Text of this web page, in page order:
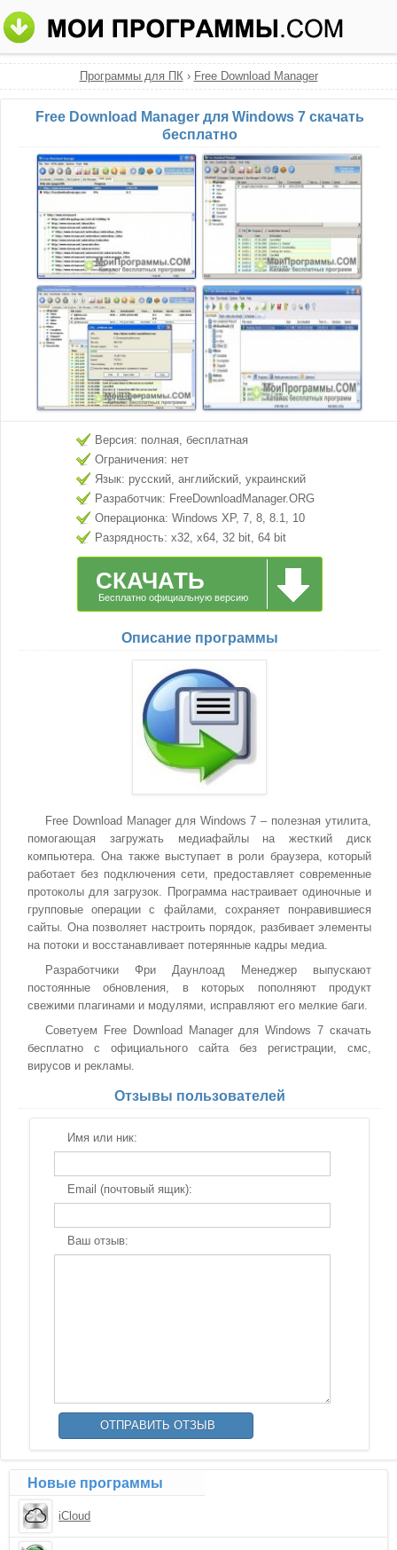
Программы для ПК› Free Download Manager
Free Download Manager для Windows 7 скачать
бесплатно
Версия: полная, бесплатная
Ограничения: нет
Язык: русский, английский, украинский
Разработчик: FreeDownloadManager.ORG
Операционка: Windows XP, 7, 8, 8.1, 10
Разрядность: x32, x64, 32 bit, 64 bit
СКАЧАТЬ
Бесплатно официальную версию
Описание программы
Free Download Manager для Windows 7 – полезная утилита,
помогающая загружать медиафайлы на жесткий диск
компьютера. Она также выступает в роли браузера, который
работает без подключения сети, предоставляет современные
протоколы для загрузок. Программа настраивает одиночные и
групповые операции с файлами, сохраняет понравившиеся
сайты. Она позволяет настроить порядок, разбивает элементы
на потоки и восстанавливает потерянные кадры медиа.
Разработчики Фри Даунлоад Менеджер выпускают
постоянные обновления, в которых пополняют продукт
свежими плагинами и модулями, исправляют его мелкие баги.
Советуем Free Download Manager для Windows 7 скачать
бесплатно с официального сайта без регистрации, смс,
вирусов и рекламы.
Отзывы пользователей
Имя или ник:
Email (почтовый ящик):
Ваш отзыв:
Новые программы
iCloud